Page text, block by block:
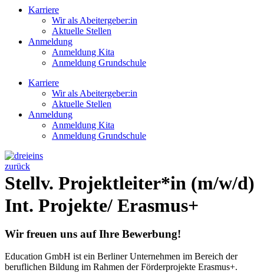
Karriere
Wir als Abeitergeber:in
Aktuelle Stellen
Anmeldung
Anmeldung Kita
Anmeldung Grundschule
Karriere
Wir als Abeitergeber:in
Aktuelle Stellen
Anmeldung
Anmeldung Kita
Anmeldung Grundschule
zurück
Stellv. Projektleiter*in (m/w/d)
Int. Projekte/ Erasmus+
Wir freuen uns auf Ihre Bewerbung!
Education GmbH ist ein Berliner Unternehmen im Bereich der
beruflichen Bildung im Rahmen der Förderprojekte Erasmus+.